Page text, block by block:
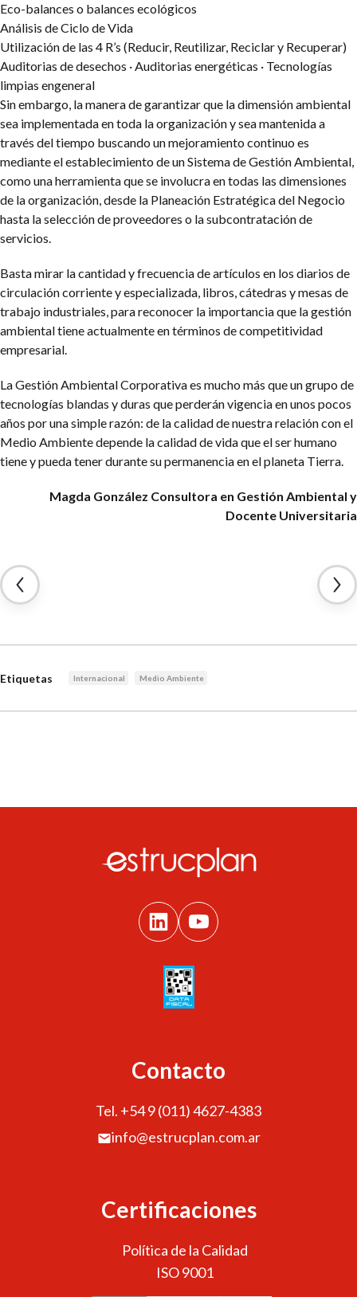
Eco-balances o balances ecológicos
Análisis de Ciclo de Vida
Utilización de las 4 R’s (Reducir, Reutilizar, Reciclar y Recuperar)
Auditorias de desechos · Auditorias energéticas · Tecnologías
limpias engeneral
Sin embargo, la manera de garantizar que la dimensión ambiental
sea implementada en toda la organización y sea mantenida a
través del tiempo buscando un mejoramiento continuo es
mediante el establecimiento de un Sistema de Gestión Ambiental,
como una herramienta que se involucra en todas las dimensiones
de la organización, desde la Planeación Estratégica del Negocio
hasta la selección de proveedores o la subcontratación de
servicios.
Basta mirar la cantidad y frecuencia de artículos en los diarios de
circulación corriente y especializada, libros, cátedras y mesas de
trabajo industriales, para reconocer la importancia que la gestión
ambiental tiene actualmente en términos de competitividad
empresarial.
La Gestión Ambiental Corporativa es mucho más que un grupo de
tecnologías blandas y duras que perderán vigencia en unos pocos
años por una simple razón: de la calidad de nuestra relación con el
Medio Ambiente depende la calidad de vida que el ser humano
tiene y pueda tener durante su permanencia en el planeta Tierra.
Magda González Consultora en Gestión Ambiental y
Docente Universitaria
Etiquetas Internacional Medio Ambiente
Contacto
Tel. +54 9 (011) 4627-4383
info@estrucplan.com.ar
Certificaciones
Política de la Calidad
ISO 9001